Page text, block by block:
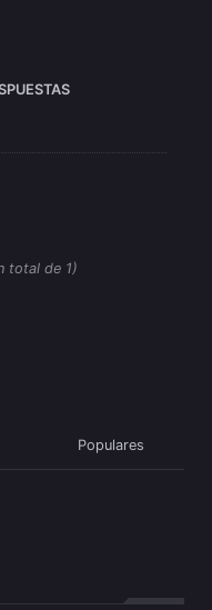
total de 1)
Populares